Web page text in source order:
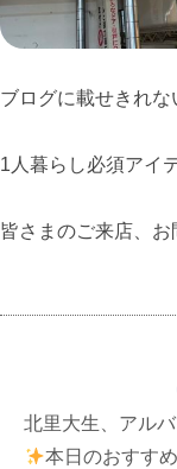
ブログに載せきれな
1人暮らし必須アイ
皆さまのご来店、
北里大生、アル
本日のおすす